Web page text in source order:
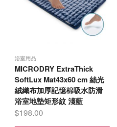
浴室用品
MICRODRY ExtraThick
SoftLux Mat43x60 cm 絲光
絨織布加厚記憶棉吸水防滑
浴室地墊矩形紋 淺藍
$198.00